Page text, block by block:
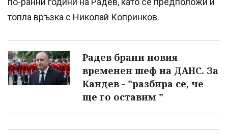
топла връзка с Николай Копринков.
Радев брани новия
временен шеф на ДАНС. За
Кандев - "разбира се, че
ще го оставим "